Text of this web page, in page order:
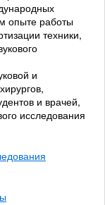
опыте работы
техники,
и
и врачей,
исследования